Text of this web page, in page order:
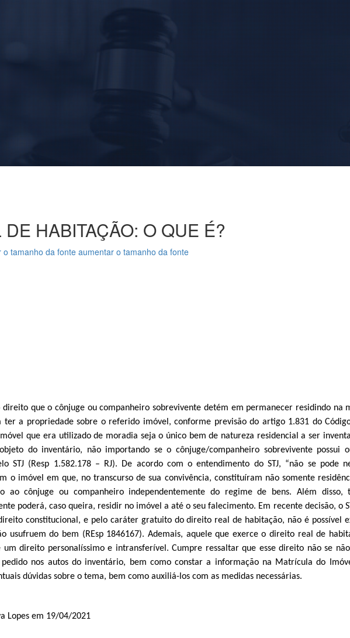
HABITAÇÃO: O QUE É?
o tamanho da fonte aumentar o tamanho da fonte
que o cônjuge ou companheiro sobrevivente detém em permanecer residindo na
ter a propriedade sobre o referido imóvel, conforme previsão do artigo 1.831 do
que era utilizado de moradia seja o único bem de natureza residencial a ser
do inventário, não importando se o cônjuge/companheiro sobrevivente possui
STJ (Resp 1.582.178 – RJ). De acordo com o entendimento do STJ, “não se pode
o imóvel em que, no transcurso de sua convivência, constituíram não somente
ao cônjuge ou companheiro independentemente do regime de bens. Além
poderá, caso queira, residir no imóvel a até o seu falecimento. Em recente decisão, o
constitucional, e pelo caráter gratuito do direito real de habitação, não é possível
usufruem do bem (REsp 1846167). Ademais, aquele que exerce o direito real de
direito personalíssimo e intransferível. Cumpre ressaltar que esse direito não se
nos autos do inventário, bem como constar a informação na Matrícula do
dúvidas sobre o tema, bem como auxiliá-los com as medidas necessárias.
Lopes em 19/04/2021